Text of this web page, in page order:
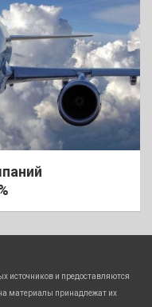
источников и предоставляются
материалы принадлежат их